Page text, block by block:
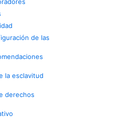
de las
la esclavitud
derechos